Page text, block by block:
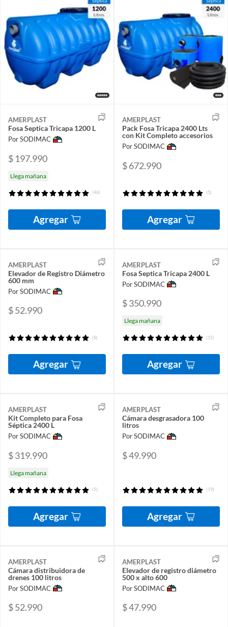
AMERPLAST
Fosa Septica Tricapa 1200 L
Por SODIMAC
$ 197.990
Llega mañana
(46)
Agregar
AMERPLAST
Pack Fosa Tricapa 2400 Lts
con Kit Completo accesorios
Por SODIMAC
$ 672.990
(5)
Agregar
AMERPLAST
Elevador de Registro Diámetro
600 mm
Por SODIMAC
$ 52.990
(8)
Agregar
AMERPLAST
Fosa Septica Tricapa 2400 L
Por SODIMAC
$ 350.990
Llega mañana
(15)
Agregar
AMERPLAST
Kit Completo para Fosa
Séptica 2400 L
Por SODIMAC
$ 319.990
Llega mañana
(5)
Agregar
AMERPLAST
Cámara desgrasadora 100
litros
Por SODIMAC
$ 49.990
(19)
Agregar
AMERPLAST
Cámara distribuidora de
drenes 100 litros
Por SODIMAC
$ 52.990
AMERPLAST
Elevador de registro diámetro
500 x alto 600
Por SODIMAC
$ 47.990